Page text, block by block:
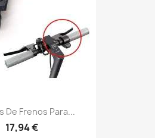
De Frenos Para...
17,94 €